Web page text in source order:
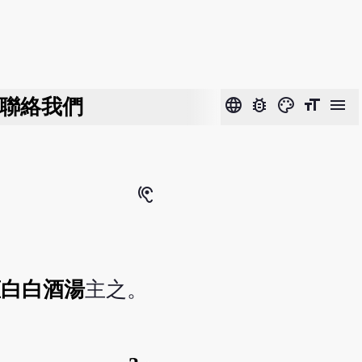
聯絡我們 language bug_report color_lens format_size menu
hearing
白酒湯主之。